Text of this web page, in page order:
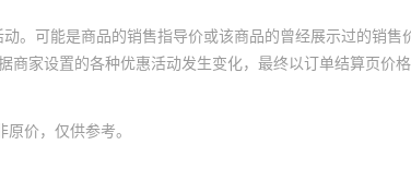
。可能是商品的销售指导价或该商品的曾经展示过的销售
家设置的各种优惠活动发生变化，最终以订单结算页价格
价，仅供参考。